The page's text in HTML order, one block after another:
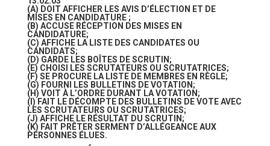
(A) DOIT AFFICHER LES AVIS D’ÉLECTION ET DE
MISES EN CANDIDATURE ;
(B) ACCUSE RÉCEPTION DES MISES EN
CANDIDATURE;
(C) AFFICHE LA LISTE DES CANDIDATES OU
CANDIDATS;
(D) GARDE LES BOÎTES DE SCRUTIN;
(E) CHOISI LES SCRUTATEURS OU SCRUTATRICES;
(F) SE PROCURE LA LISTE DE MEMBRES EN RÈGLE;
(G) FOURNI LES BULLETINS DE VOTATION;
(H) VOIT À L’ORDRE DURANT LA VOTATION;
(I) FAIT LE DÉCOMPTE DES BULLETINS DE VOTE AVEC
LES SCRUTATEURS OU SCRUTATRICES;
(J) AFFICHE LE RÉSULTAT DU SCRUTIN;
(K) FAIT PRÊTER SERMENT D’ALLÉGEANCE AUX
PERSONNES ÉLUES.